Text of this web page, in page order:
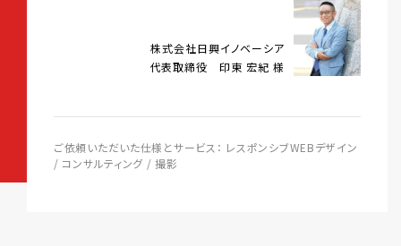
株式会社日興イノベーシア
代表取締役 印東 宏紀 様
ご依頼いただいた仕様とサービス： レスポンシブWEBデザイン
/ コンサルティング / 撮影